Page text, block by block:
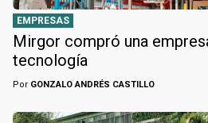
EMPRESAS
Mirgor compró una
tecnología
Por GONZALO ANDRÉS CASTILLO